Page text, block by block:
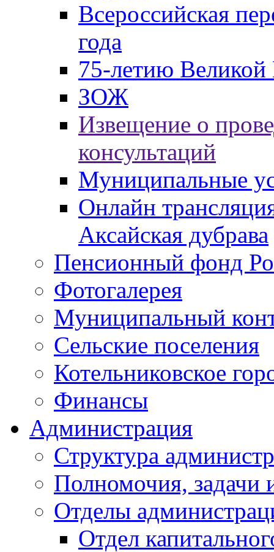
Всероссийская
года
75-летию
ЗОЖ
Извещение о
консультаций
Муниципальные
Онлайн
Аксайская дубрава
Пенсионный фонд
Фотогалерея
Муниципальный
Сельские поселения
Котельниковское
Финансы
Администрация
Структура
Полномочия, задачи
Отделы
Отдел